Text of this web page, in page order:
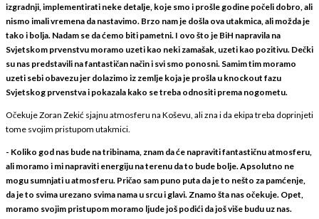
izgradnji, implementirati neke detalje, koje smo i prošle godine počeli dobro, ali
nismo imali vremena da nastavimo. Brzo nam je došla ova utakmica, ali možda je
tako i bolja. Nadam se da ćemo biti pametni. I ovo što je BiH napravila na
Svjetskom prvenstvu moramo uzeti kao neki zamašak, uzeti kao pozitivu. Dečki
su nas predstavili na fantastičan način i svi smo ponosni. Samim tim moramo
uzeti sebi obavezu jer dolazimo iz zemlje koja je prošla u knockout fazu
Svjetskog prvenstva i pokazala kako se treba odnositi prema nogometu.
Očekuje Zoran Zekić sjajnu atmosferu na Koševu, ali zna i da ekipa treba doprinjeti
tome svojim pristupom utakmici.
- Koliko god nas bude na tribinama, znam da će napraviti fantastičnu atmosferu,
ali moramo i mi napraviti energiju na terenu da to bude bolje. Apsolutno ne
mogu sumnjati u atmosferu. Pričao sam puno puta da je to nešto za pamćenje,
da je to svima urezano svima nama u srcu i glavi. Znamo šta nas očekuje. Opet,
moramo svojim pristupom moramo ljude još podići da još više budu uz nas.